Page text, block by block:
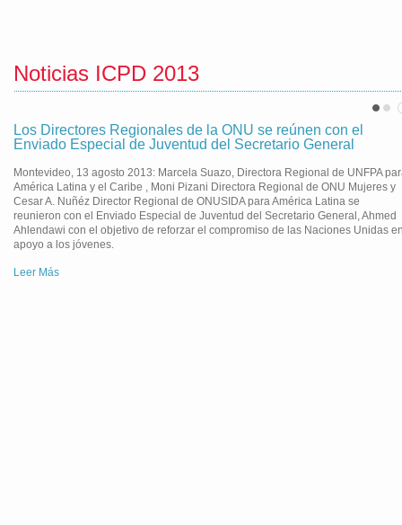
Noticias ICPD 2013
Los Directores Regionales de la ONU se reúnen con el
Enviado Especial de Juventud del Secretario General
Montevideo, 13 agosto 2013: Marcela Suazo, Directora Regional de UNFPA
América Latina y el Caribe , Moni Pizani Directora Regional de ONU Mujeres y
Cesar A. Nuñéz Director Regional de ONUSIDA para América Latina se
reunieron con el Enviado Especial de Juventud del Secretario General, Ahmed
Ahlendawi con el objetivo de reforzar el compromiso de las Naciones Unidas
apoyo a los jóvenes.
Leer Más